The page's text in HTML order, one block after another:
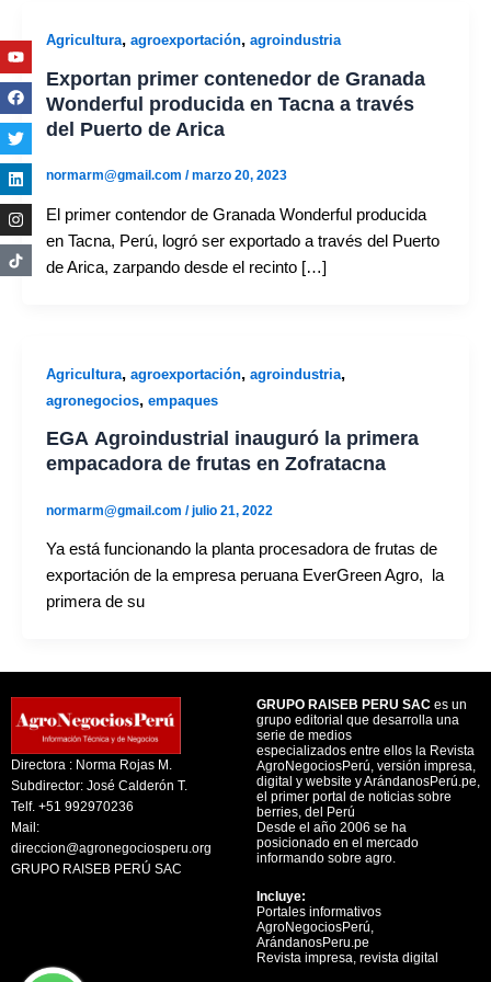
Agricultura, agroexportación, agroindustria
Exportan primer contenedor de Granada
Wonderful producida en Tacna a través
del Puerto de Arica
normarm@gmail.com /marzo 20, 2023
El primer contendor de Granada Wonderful producida
en Tacna, Perú, logró ser exportado a través del Puerto
de Arica, zarpando desde el recinto […]
Agricultura, agroexportación, agroindustria,
agronegocios, empaques
EGA Agroindustrial inauguró la primera
empacadora de frutas en Zofratacna
normarm@gmail.com /julio 21, 2022
Ya está funcionando la planta procesadora de frutas de
exportación de la empresa peruana EverGreen Agro, la
primera de su
Directora : Norma Rojas M.
Subdirector: José Calderón T.
Telf. +51 992970236
Mail:
direccion@agronegociosperu.org
GRUPO RAISEB PERÚ SAC
GRUPO RAISEB PERU SAC es un
grupo editorial que desarrolla una
serie de medios
especializados entre ellos la Revista
AgroNegociosPerú, versión impresa,
digital y website y ArándanosPerú.pe,
el primer portal de noticias sobre
berries, del Perú
Desde el año 2006 se ha
posicionado en el mercado
informando sobre agro.
Incluye:
Portales informativos
AgroNegociosPerú,
ArándanosPeru.pe
Revista impresa, revista digital
Youtube
Facebook
Twitter
Linkedin
Instagram